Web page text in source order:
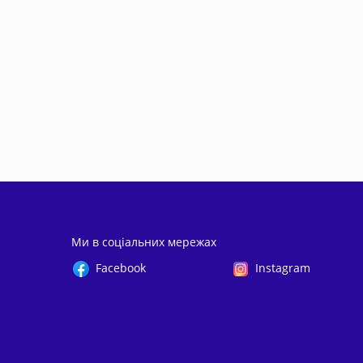
Ми в соціальних мережах
Facebook
Instagram